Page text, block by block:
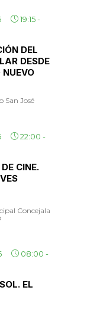
19:15-
DEL
DESDE
NUEVO
San José
22:00 -
CINE.
Concejala
08:00 -
EL